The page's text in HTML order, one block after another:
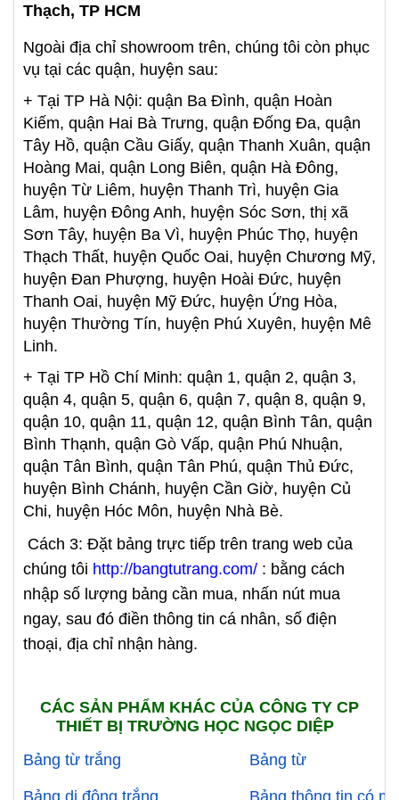
Thạch, TP HCM
Ngoài địa chỉ showroom trên, chúng tôi còn phục
vụ tại các quận, huyện sau:
+ Tại TP Hà Nội: quận Ba Đình, quận Hoàn
Kiếm, quận Hai Bà Trưng, quận Đống Đa, quận
Tây Hồ, quận Cầu Giấy, quận Thanh Xuân, quận
Hoàng Mai, quận Long Biên, quận Hà Đông,
huyện Từ Liêm, huyện Thanh Trì, huyện Gia
Lâm, huyện Đông Anh, huyện Sóc Sơn, thị xã
Sơn Tây, huyện Ba Vì, huyện Phúc Thọ, huyện
Thạch Thất, huyện Quốc Oai, huyện Chương Mỹ,
huyện Đan Phượng, huyện Hoài Đức, huyện
Thanh Oai, huyện Mỹ Đức, huyện Ứng Hòa,
huyện Thường Tín, huyện Phú Xuyên, huyện Mê
Linh.
+ Tại TP Hồ Chí Minh: quận 1, quận 2, quận 3,
quận 4, quận 5, quận 6, quận 7, quận 8, quận 9,
quận 10, quận 11, quận 12, quận Bình Tân, quận
Bình Thạnh, quận Gò Vấp, quận Phú Nhuận,
quận Tân Bình, quận Tân Phú, quận Thủ Đức,
huyện Bình Chánh, huyện Cần Giờ, huyện Củ
Chi, huyện Hóc Môn, huyện Nhà Bè.
Cách 3: Đặt bảng trực tiếp trên trang web của
chúng tôi http://bangtutrang.com/ : bằng cách
nhập số lượng bảng cần mua, nhấn nút mua
ngay, sau đó điền thông tin cá nhân, số điện
thoại, địa chỉ nhận hàng.
CÁC SẢN PHẨM KHÁC CỦA CÔNG TY CP
THIẾT BỊ TRƯỜNG HỌC NGỌC DIỆP
Bảng từ trắng
Bảng di động trắng
Bảng từ
Bảng thông tin có